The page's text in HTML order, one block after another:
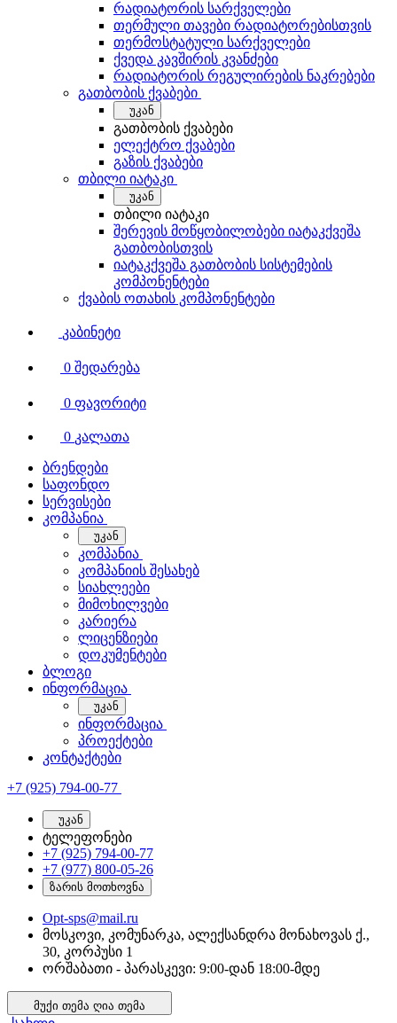
რადიატორის სარქველები
თერმული თავები რადიატორებისთვის
თერმოსტატული სარქველები
ქვედა კავშირის კვანძები
რადიატორის რეგულირების ნაკრებები
გათბობის ქვაბები
უკან
გათბობის ქვაბები
ელექტრო ქვაბები
გაზის ქვაბები
თბილი იატაკი
უკან
თბილი იატაკი
შერევის მოწყობილობები იატაკქვეშა
გათბობისთვის
იატაკქვეშა გათბობის სისტემების
კომპონენტები
ქვაბის ოთახის კომპონენტები
კაბინეტი
0 შედარება
0 ფავორიტი
0 კალათა
ბრენდები
საფონდო
სერვისები
კომპანია
უკან
კომპანია
კომპანიის შესახებ
სიახლეები
მიმოხილვები
კარიერა
ლიცენზიები
დოკუმენტები
ბლოგი
ინფორმაცია
უკან
ინფორმაცია
პროექტები
კონტაქტები
+7 (925) 794-00-77
უკან
ტელეფონები
+7 (925) 794-00-77
+7 (977) 800-05-26
ზარის მოთხოვნა
Opt-sps@mail.ru
მოსკოვი, კომუნარკა, ალექსანდრა მონახოვას ქ.,
30, კორპუსი 1
ორშაბათი - პარასკევი: 9:00-დან 18:00-მდე
მუქი თემა ღია თემა